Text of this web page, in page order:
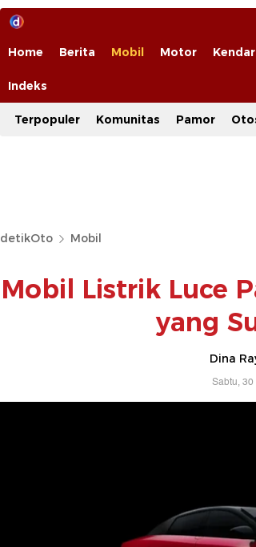
Home Berita Mobil Motor
Indeks
Terpopuler Komunitas Pamor
detikOto Mobil
Mobil Listrik Luce
yang
Dina
Sabtu,